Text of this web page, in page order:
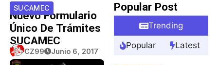
SUCAMEC
Nuevo Formulario
Único De Trámites
SUCAMEC
CZ99 Junio 6, 2017
Popular Post
Trending
Popular Latest